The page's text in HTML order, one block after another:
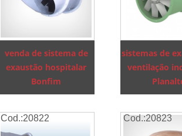
venda de sistema de
exaustão hospitalar
Bonfim
sistemas de
ventilação
Cod.:20822 Cod.:20823